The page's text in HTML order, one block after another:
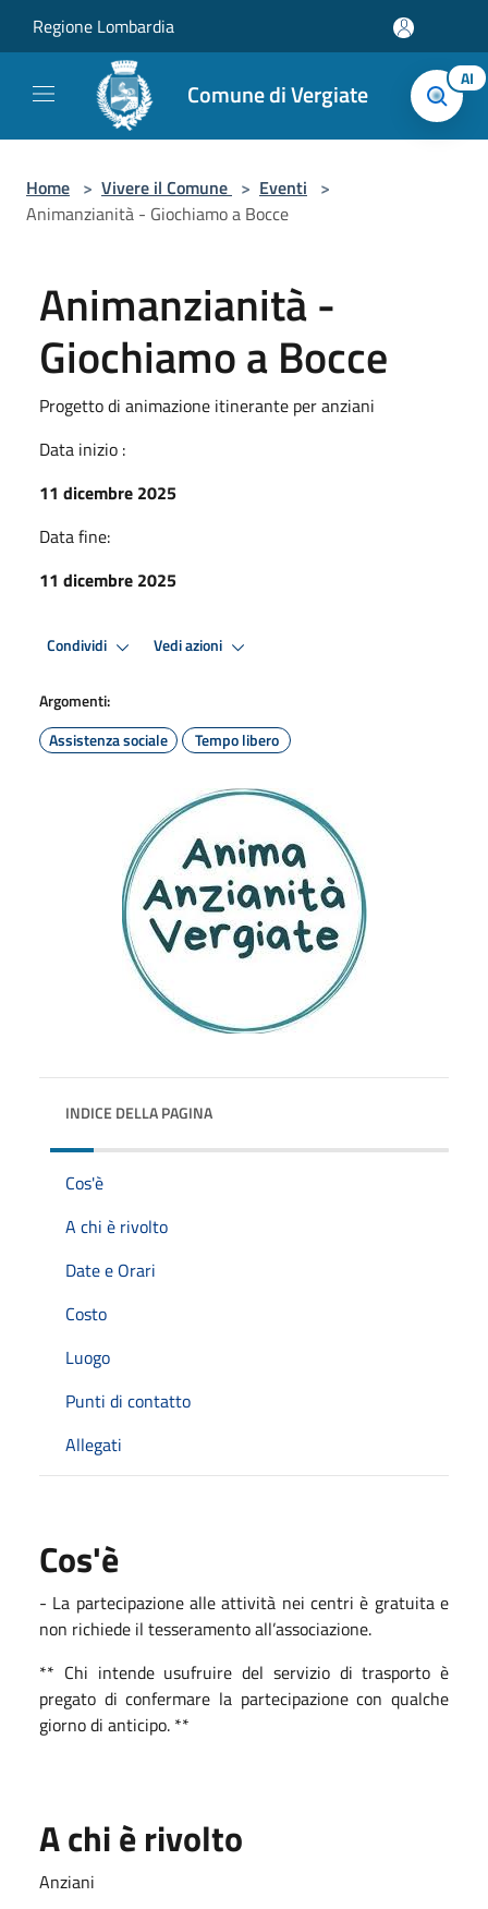
Regione Lombardia
Comune di Vergiate AI
Home > Vivere il Comune > Eventi >
Animanzianità - Giochiamo a Bocce
Animanzianità -
Giochiamo a Bocce
Progetto di animazione itinerante per anziani
Data inizio :
11 dicembre 2025
Data fine:
11 dicembre 2025
Condividi Vedi azioni
Argomenti:
Assistenza sociale
Tempo libero
INDICE DELLA PAGINA
Cos'è
A chi è rivolto
Date e Orari
Costo
Luogo
Punti di contatto
Allegati
Cos'è
- La partecipazione alle attività nei centri è gratuita e
non richiede il tesseramento all’associazione.
** Chi intende usufruire del servizio di trasporto è
pregato di confermare la partecipazione con qualche
giorno di anticipo. **
A chi è rivolto
Anziani